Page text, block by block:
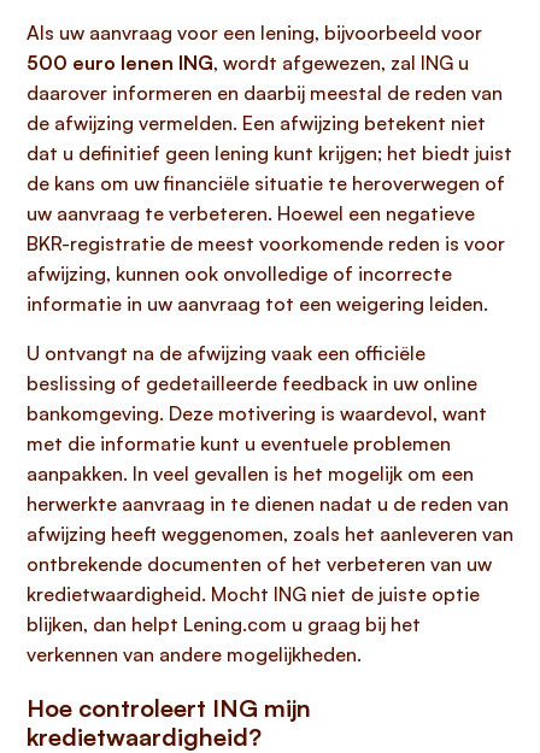
Als uw aanvraag voor een lening, bijvoorbeeld voor
500 euro lenen ING, wordt afgewezen, zal ING u
daarover informeren en daarbij meestal de reden van
de afwijzing vermelden. Een afwijzing betekent niet
dat u definitief geen lening kunt krijgen; het biedt juist
de kans om uw financiële situatie te heroverwegen of
uw aanvraag te verbeteren. Hoewel een negatieve
BKR-registratie de meest voorkomende reden is voor
afwijzing, kunnen ook onvolledige of incorrecte
informatie in uw aanvraag tot een weigering leiden.
U ontvangt na de afwijzing vaak een officiële
beslissing of gedetailleerde feedback in uw online
bankomgeving. Deze motivering is waardevol, want
met die informatie kunt u eventuele problemen
aanpakken. In veel gevallen is het mogelijk om een
herwerkte aanvraag in te dienen nadat u de reden van
afwijzing heeft weggenomen, zoals het aanleveren van
ontbrekende documenten of het verbeteren van uw
kredietwaardigheid. Mocht ING niet de juiste optie
blijken, dan helpt Lening.com u graag bij het
verkennen van andere mogelijkheden.
Hoe controleert ING mijn
kredietwaardigheid?